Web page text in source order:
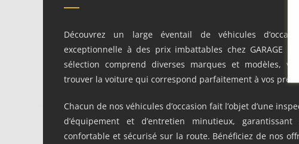
Découvrez un large éventail de véhicules
exceptionnelle à des prix imbattables chez GARAGE DU
sélection comprend diverses marques et modèles,
trouver la voiture qui correspond parfaitement à vos
Chacun de nos véhicules d’occasion fait l’objet d’une
d’équipement et d’entretien minutieux,
confortable et sécurisé sur la route. Bénéficiez de nos